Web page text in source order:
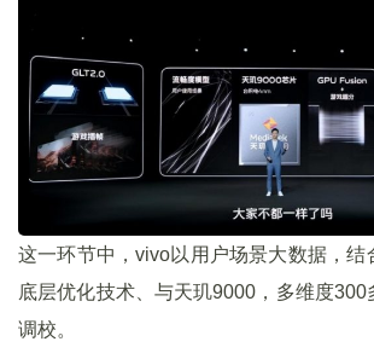
这一环节中，vivo以用户场景大数据，结
底层优化技术、与天玑9000，多维度
调校。